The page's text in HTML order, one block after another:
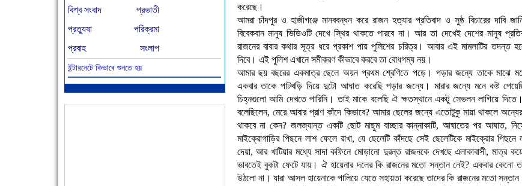
আজ বিশিষ্ট শিক্ষাবিদ এ.টি. আহমেদ হোসাইন রুশদীর
৪৬তম মৃত্যুবার্ষিকী
বিশ্ব সংবাদ
প্রভাতী
প্রত্যুষা
পরিক্রমা
প্রবাহ
সংলাপ
ইন্টারনেটে কিভাবে শুনতে হয়
করেছে।
আমরা চাঁদপুর ও হাজীগঞ্জে মানববন্ধন করে রাজন হত্যার প্রতিবাদ ও সুষ্ঠ বিচারের দাবি
বিবেকবান মানুষ ভিডিওটি দেখে স্থির থাকতে পারবে না। আর তা দেখেই দেশের মানুষ
রাজনের বাবার কথার সূত্র ধরে প্রকাশ পায় পুলিশের চরিত্র। আবার এই মামলাটির তদন্ত হবে
দিবে। এই পুলিশ এখানে সমীকরণ কীভাবে করবে তা বোধগম্য নয়।
আমার ছয় বছরের একমাত্র ছেলে অয়ন প্রথম শ্রেণিতে পড়ে। পড়ার জন্যে তাকে মাঝে
একবার তাকে পাটখড়ি দিয়ে দুটো আঘাত করেছি পড়ার জন্যে। মারার জন্যে মনে কষ্ট
চিহ্নগুলো আমি দেখতে পারিনি। তাই মাকে বলেছি ঐ ক্ষতস্থানে একটু সেভলন লাগিয়ে
বলেছিলেন, মেরে আবার প্রাণ কাঁদে কিভাবে? আমার ছেলের জন্যে এতোটুকু মায়া থাকলে
থাকবে না কেন? জলজ্যান্ত একটি ছোট মাছুম বাচ্ছার কান্নাকাটি, আঘাতের পর আঘাত,
মাইক্রোগাড়ির পিছনে লাশ ফেলে রাখা, যে ছেলেটি কাঁদছে সেই ছেলেটিকে মাইক্রোর পিছনে
দেয়া, আর খাটিয়ার মধ্যে সাদা কফিনে মোড়ানো দুরন্ত রাজনকে দেখছে এলাকাবাসী, মাত্র
ভাবতেই বুকটা ফেটে যায়। ঐ হায়েনার দলের কি রাজনের মতো সন্তান নেই? একবার কেনো
উঠলো না। যারা আসল হায়েনাকে পালিয়ে যেতে সহায়তা করেছে তাদের কি রাজনের মতো